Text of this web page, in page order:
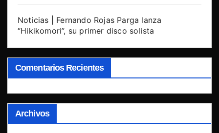
Noticias | Fernando Rojas Parga lanza
“Hikikomori”, su primer disco solista
Comentarios Recientes
Archivos